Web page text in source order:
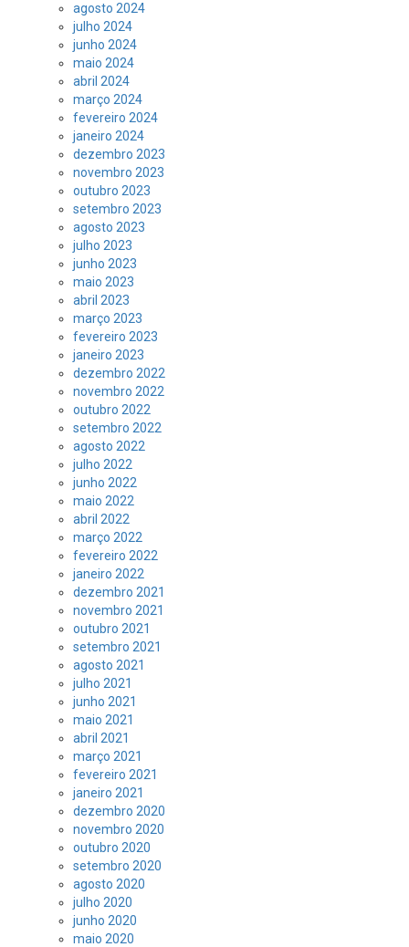
agosto 2024
julho 2024
junho 2024
maio 2024
abril 2024
março 2024
fevereiro 2024
janeiro 2024
dezembro 2023
novembro 2023
outubro 2023
setembro 2023
agosto 2023
julho 2023
junho 2023
maio 2023
abril 2023
março 2023
fevereiro 2023
janeiro 2023
dezembro 2022
novembro 2022
outubro 2022
setembro 2022
agosto 2022
julho 2022
junho 2022
maio 2022
abril 2022
março 2022
fevereiro 2022
janeiro 2022
dezembro 2021
novembro 2021
outubro 2021
setembro 2021
agosto 2021
julho 2021
junho 2021
maio 2021
abril 2021
março 2021
fevereiro 2021
janeiro 2021
dezembro 2020
novembro 2020
outubro 2020
setembro 2020
agosto 2020
julho 2020
junho 2020
maio 2020